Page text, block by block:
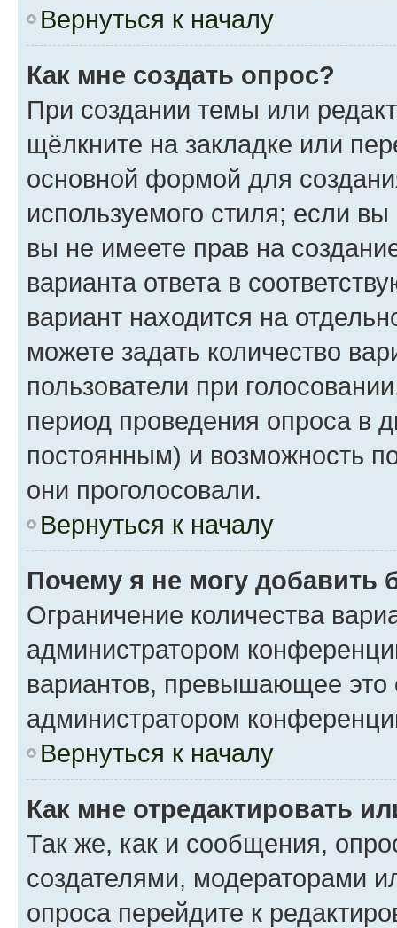
Вернуться к началу
Как мне создать опрос?
При создании темы или
щёлкните на закладке или
основной формой для
используемого стиля; если
вы не имеете прав на
варианта ответа в
вариант находится на
можете задать количество
пользователи при
период проведения опроса в
постоянным) и возможность
они проголосовали.
Вернуться к началу
Почему я не могу добавить
Ограничение количества
администратором
вариантов, превышающее это
администратором
Вернуться к началу
Как мне отредактировать
Так же, как и сообщения,
создателями, модераторами
опроса перейдите к